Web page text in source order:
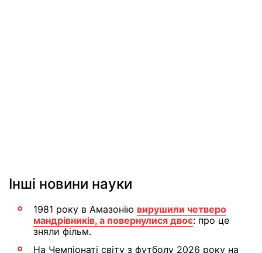
Інші новини науки
1981 року в Амазонію вирушили четверо
мандрівників, а повернулися двоє: про це
зняли фільм.
На Чемпіонаті світу з футболу 2026 року на